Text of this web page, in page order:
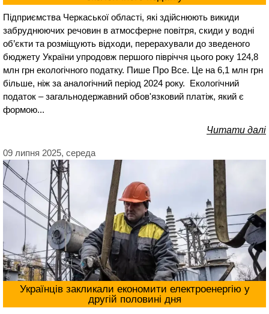
Підприємства Черкаської області, які здійснюють викиди
забруднюючих речовин в атмосферне повітря, скиди у водні
об’єкти та розміщують відходи, перерахували до зведеного
бюджету України упродовж першого півріччя цього року 124,8
млн грн екологічного податку. Пише Про Все. Це на 6,1 млн грн
більше, ніж за аналогічний період 2024 року. Екологічний
податок – загальнодержавний обов'язковий платіж, який є
формою...
Читати далі
09 липня 2025, середа
Українців закликали економити електроенергію у
другій половині дня